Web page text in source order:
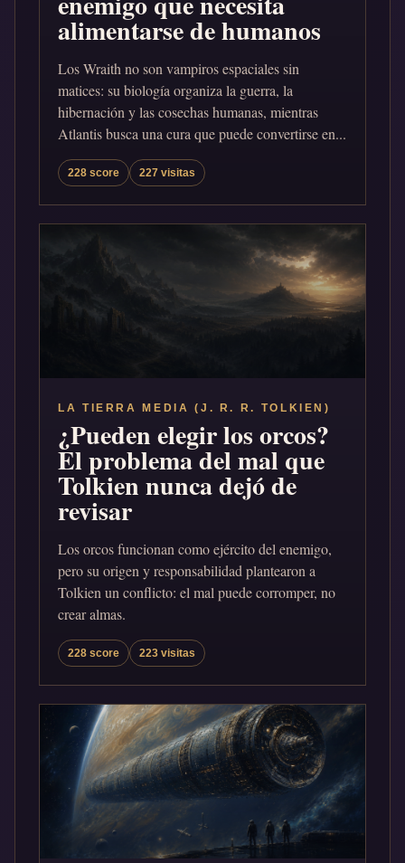
alimentarse de humanos
Los Wraith no son vampiros espaciales sin
matices: su biología organiza la guerra, la
hibernación y las cosechas humanas, mientras
Atlantis busca una cura que puede convertirse en...
228 score 227 visitas
LA TIERRA MEDIA (J. R. R. TOLKIEN)
¿Pueden elegir los orcos?
El problema del mal que
Tolkien nunca dejó de
revisar
Los orcos funcionan como ejército del enemigo,
pero su origen y responsabilidad plantearon a
Tolkien un conflicto: el mal puede corromper, no
crear almas.
228 score 223 visitas